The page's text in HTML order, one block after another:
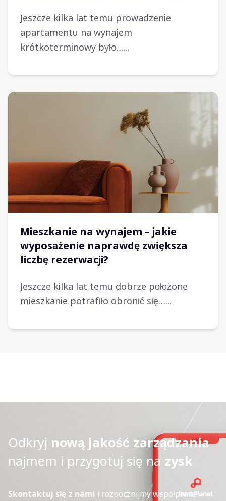
Jeszcze kilka lat temu prowadzenie
apartamentu na wynajem
krótkoterminowy było…...
Mieszkanie na wynajem – jakie
wyposażenie naprawdę zwiększa
liczbę rezerwacji?
Jeszcze kilka lat temu dobrze położone
mieszkanie potrafiło obronić się…...
Odkryj nową jakość zarządzania
najmem i przygotuj się na zysk
Skontaktuj się z nami i rozpocznijmy współpracę!